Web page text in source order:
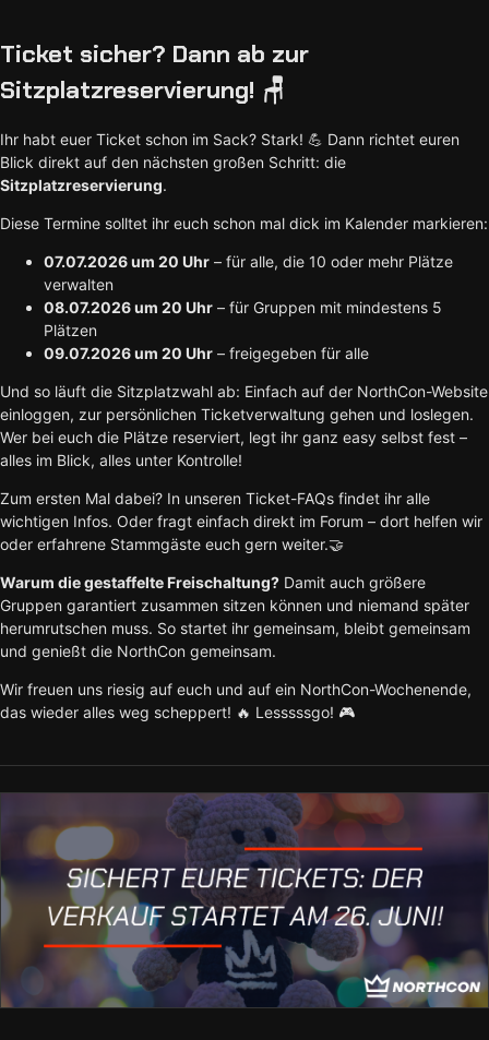
Ticket sicher? Dann ab zur
Sitzplatzreservierung! 🪑
Ihr habt euer Ticket schon im Sack? Stark! 💪 Dann richtet euren
Blick direkt auf den nächsten großen Schritt: die
Sitzplatzreservierung.
Diese Termine solltet ihr euch schon mal dick im Kalender markieren:
07.07.2026 um 20 Uhr – für alle, die 10 oder mehr Plätze
verwalten
08.07.2026 um 20 Uhr – für Gruppen mit mindestens 5
Plätzen
09.07.2026 um 20 Uhr – freigegeben für alle
Und so läuft die Sitzplatzwahl ab: Einfach auf der NorthCon-Website
einloggen, zur persönlichen Ticketverwaltung gehen und loslegen.
Wer bei euch die Plätze reserviert, legt ihr ganz easy selbst fest –
alles im Blick, alles unter Kontrolle!
Zum ersten Mal dabei? In unseren Ticket-FAQs findet ihr alle
wichtigen Infos. Oder fragt einfach direkt im Forum – dort helfen wir
oder erfahrene Stammgäste euch gern weiter.🤝
Warum die gestaffelte Freischaltung? Damit auch größere
Gruppen garantiert zusammen sitzen können und niemand später
herumrutschen muss. So startet ihr gemeinsam, bleibt gemeinsam
und genießt die NorthCon gemeinsam.
Wir freuen uns riesig auf euch und auf ein NorthCon-Wochenende,
das wieder alles weg scheppert! 🔥 Lesssssgo! 🎮